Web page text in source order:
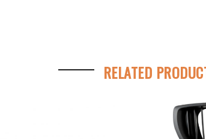
RELATED